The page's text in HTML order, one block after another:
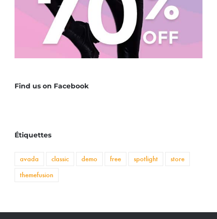
Find us on Facebook
Étiquettes
avada classic demo free spotlight
store
themefusion